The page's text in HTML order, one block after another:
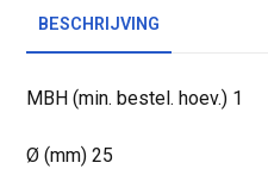
BESCHRIJVING
MBH (min. bestel. hoev.) 1
Ø (mm) 25